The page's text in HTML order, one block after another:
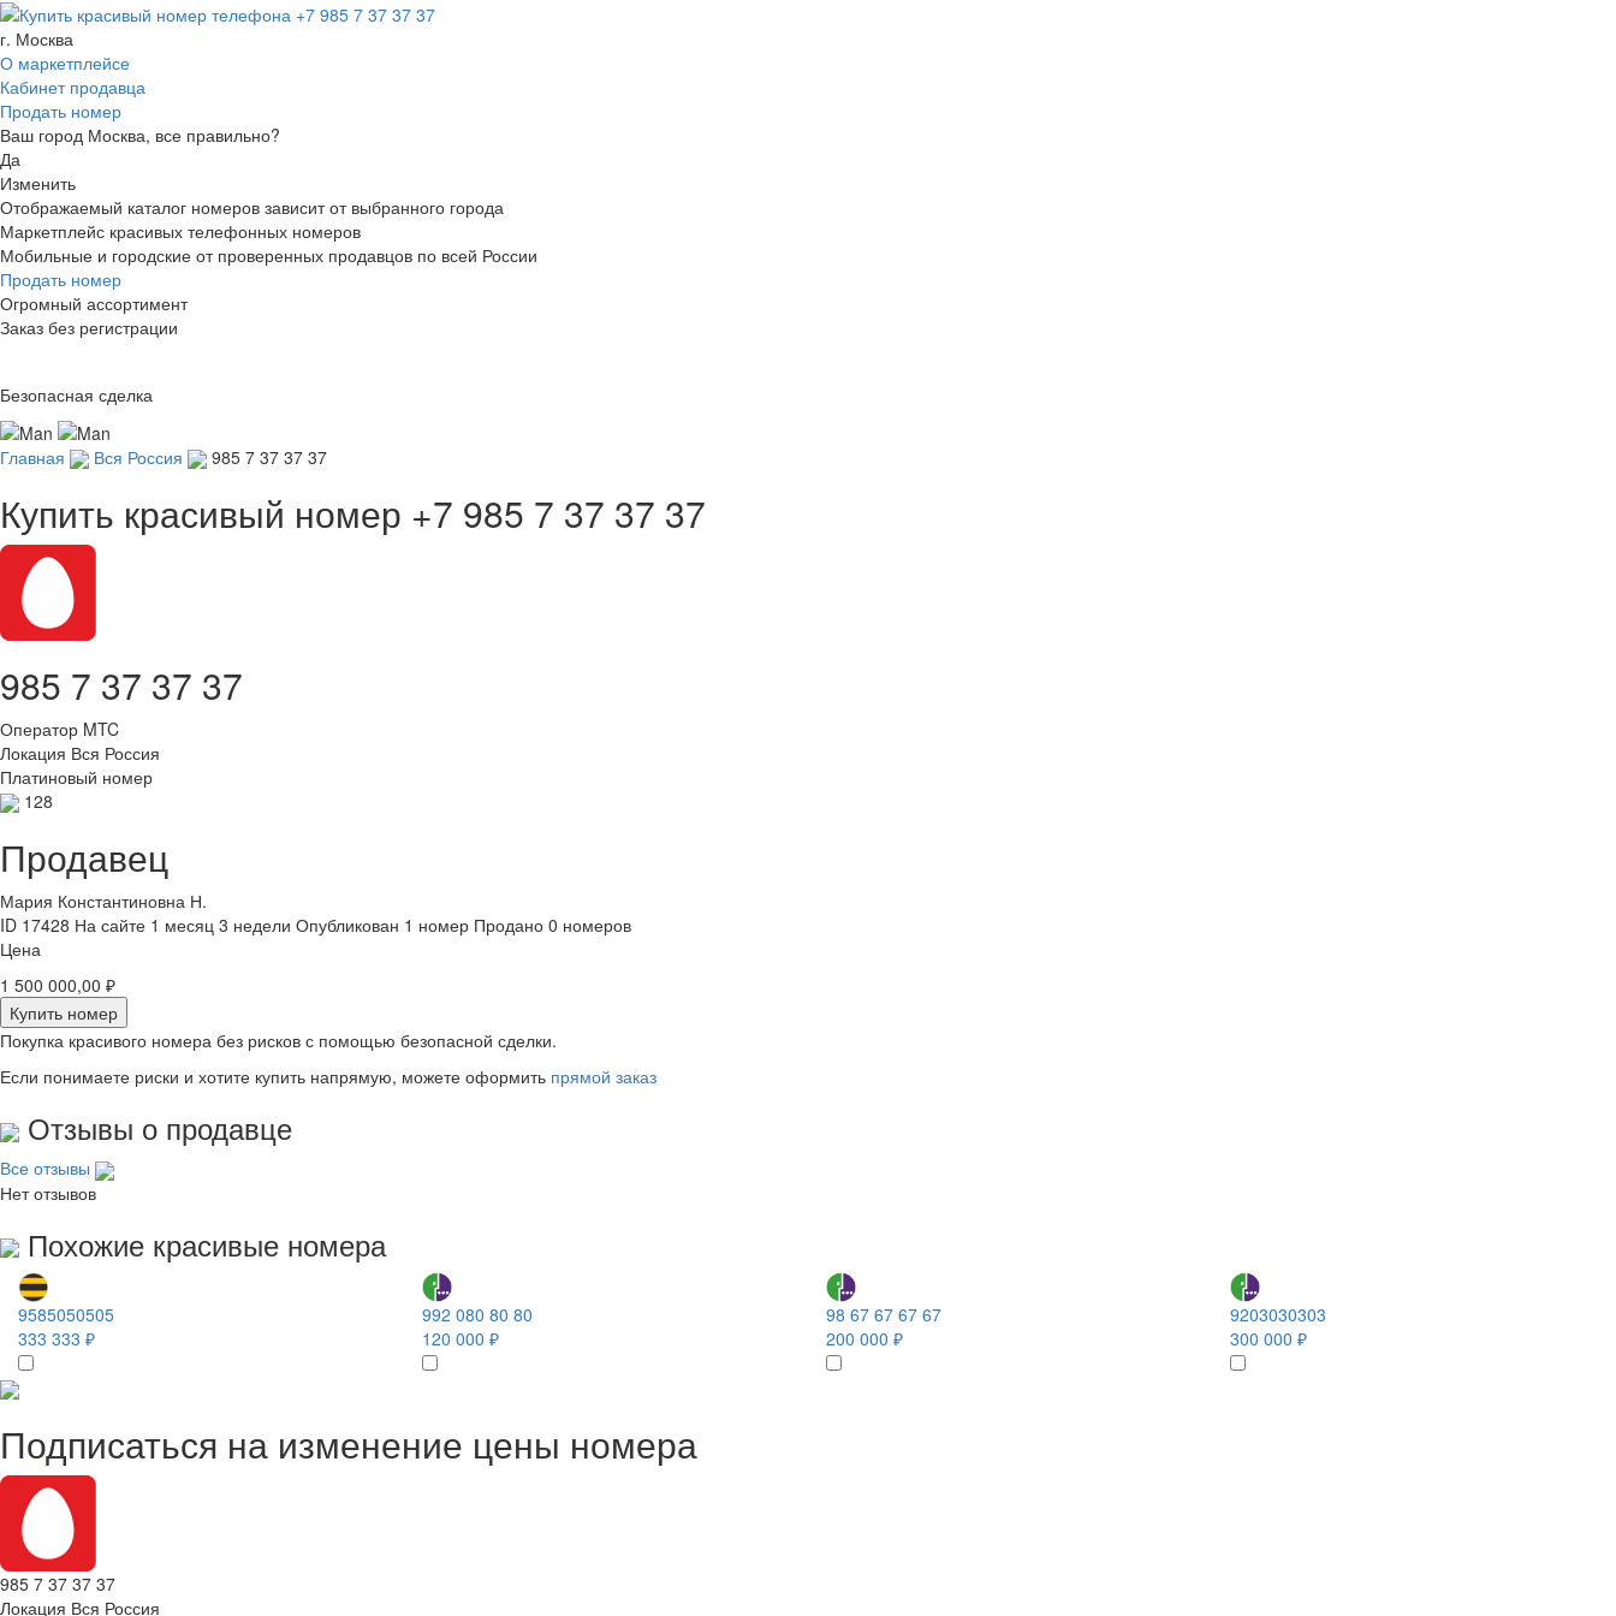
г. Москва
О маркетплейсе
Кабинет продавца
Продать номер
Ваш город Москва, все правильно?
Да
Изменить
Отображаемый каталог номеров зависит от выбранного города
Маркетплейс красивых телефонных номеров
Мобильные и городские от проверенных продавцов по всей России
Продать номер
Огромный ассортимент
Заказ без регистрации
Безопасная сделка
Главная Вся Россия 985 7 37 37 37
Купить красивый номер +7 985 7 37 37 37
985 7 37 37 37
Оператор MTC
Локация Вся Россия
Платиновый номер
128
Продавец
Мария Константиновна Н.
ID 17428 На сайте 1 месяц 3 недели Опубликован 1 номер Продано 0 номеров
Цена
1 500 000,00 ₽
Купить номер
Покупка красивого номера без рисков с помощью безопасной сделки.
Если понимаете риски и хотите купить напрямую, можете оформить прямой заказ
Отзывы о продавце
Все отзывы
Нет отзывов
Похожие красивые номера
9585050505
333 333 ₽
992 080 80 80
120 000 ₽
98 67 67 67 67
200 000 ₽
9203030303
300 000 ₽
Подписаться на изменение цены номера
985 7 37 37 37
Локация Вся Россия